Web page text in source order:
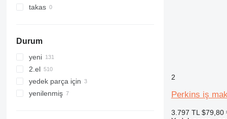
320
323
324
325
326
329
8018
8030
8032
8035
8045
8050
takas
Durum
yeni
2.el
yedek parça için
yenilenmiş
2
Perkins iş
3.797 TL $79,80